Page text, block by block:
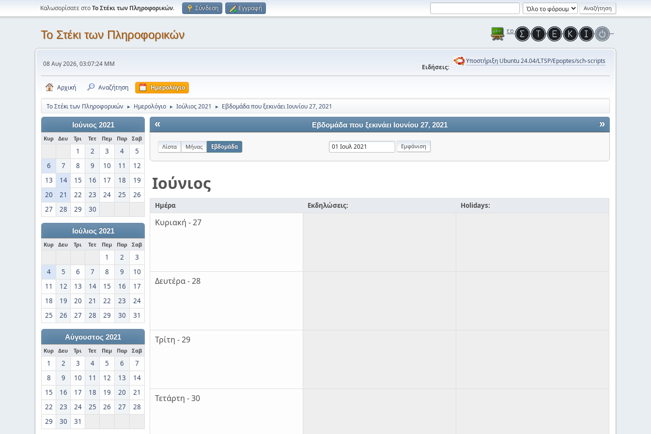
Καλωσορίσατε στοΤο Στέκι των Πληροφορικών. Σύνδεση Εγγραφή
Το Στέκι των Πληροφορικών
08 Αυγ 2026, 03:07:24 ΜΜ Ειδήσεις:
Υποστήριξη Ubuntu 24.04/LTSP/Epoptes/sch-scripts
Αρχική Αναζήτηση Ημερολόγιο
Το Στέκι των Πληροφορικών ► Ημερολόγιο ► Ιούλιος 2021 ► Εβδομάδα που ξεκινάει Ιουνίου 27, 2021
Ιούνιος 2021
Κυρ Δευ Τρι Τετ Πεμ Παρ Σαβ
1 2 3 4
5
6
7 8 9 10 11
12
13
14 15 16 17 18
19
20
21 22 23 24 25
26
27
28 29 30
Ιούλιος 2021
Κυρ Δευ Τρι Τετ Πεμ Παρ Σαβ
1 2
3
4
5 6 7 8 9
10
11
12 13 14 15 16
17
18
19 20 21 22 23
24
25
26 27 28 29 30 31
Αύγουστος 2021
Κυρ Δευ Τρι Τετ Πεμ Παρ Σαβ
1 2 3 4 5 6
7
8
9 10 11 12 13
14
15
16 17 18 19 20
21
22
23 24 25 26 27
28
29
30 31
« »
Εβδομάδα που ξεκινάει Ιουνίου 27, 2021
Λίστα Μήνας Εβδομάδα
Ιούνιος
Ημέρα Εκδηλώσεις: Holidays:
Κυριακή - 27
Δευτέρα - 28
Τρίτη - 29
Τετάρτη - 30